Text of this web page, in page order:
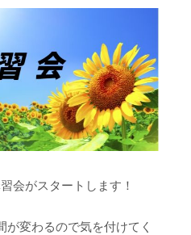
会がスタートします！
変わるので気を付けてく